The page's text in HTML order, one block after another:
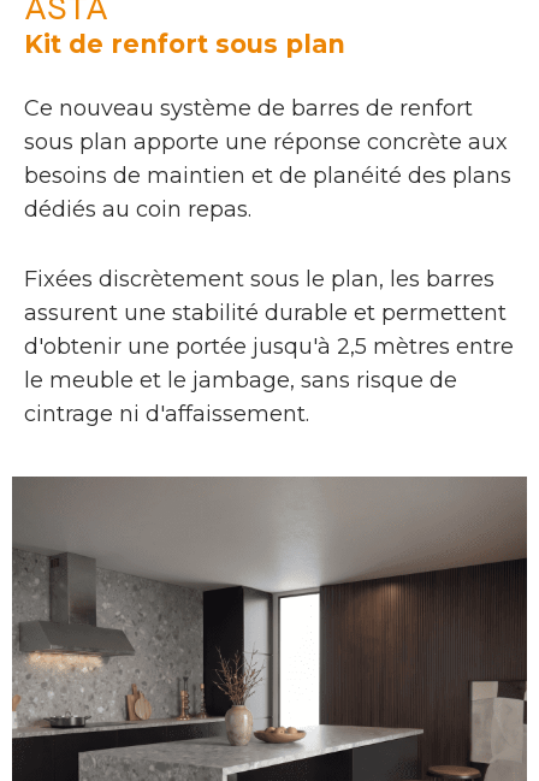
Kit de renfort sous plan
Ce nouveau système de barres de renfort
sous plan apporte une réponse concrète aux
besoins de maintien et de planéité des plans
dédiés au coin repas.
Fixées discrètement sous le plan, les barres
assurent une stabilité durable et permettent
d'obtenir une portée jusqu'à 2,5 mètres entre
le meuble et le jambage, sans risque de
cintrage ni d'affaissement.